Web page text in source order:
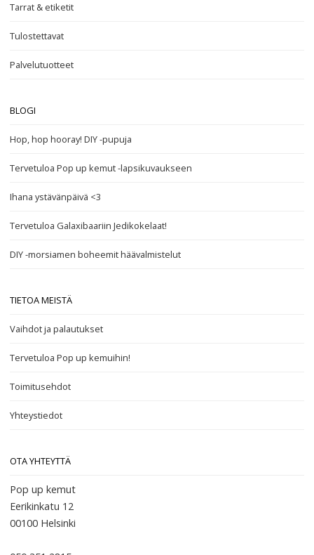
Tarrat & etiketit
Tulostettavat
Palvelutuotteet
BLOGI
Hop, hop hooray! DIY -pupuja
Tervetuloa Pop up kemut -lapsikuvaukseen
Ihana ystävänpäivä <3
Tervetuloa Galaxibaariin Jedikokelaat!
DIY -morsiamen boheemit häävalmistelut
TIETOA MEISTÄ
Vaihdot ja palautukset
Tervetuloa Pop up kemuihin!
Toimitusehdot
Yhteystiedot
OTA YHTEYTTÄ
Pop up kemut
Eerikinkatu 12
00100 Helsinki